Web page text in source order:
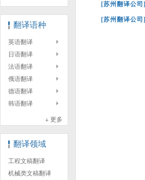
[苏州翻译公司]
[苏州翻译公司]
翻译语种
英语翻译
日语翻译
法语翻译
俄语翻译
德语翻译
韩语翻译
+ 更多
翻译领域
工程文稿翻译
机械类文稿翻译